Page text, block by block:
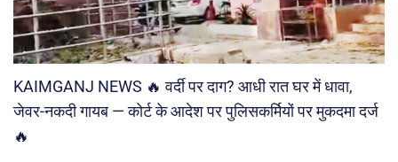
KAIMGANJ NEWS 🔥 वर्दी पर दाग? आधी रात घर में धावा,
जेवर-नकदी गायब — कोर्ट के आदेश पर पुलिसकर्मियों पर मुकदमा दर्ज
🔥